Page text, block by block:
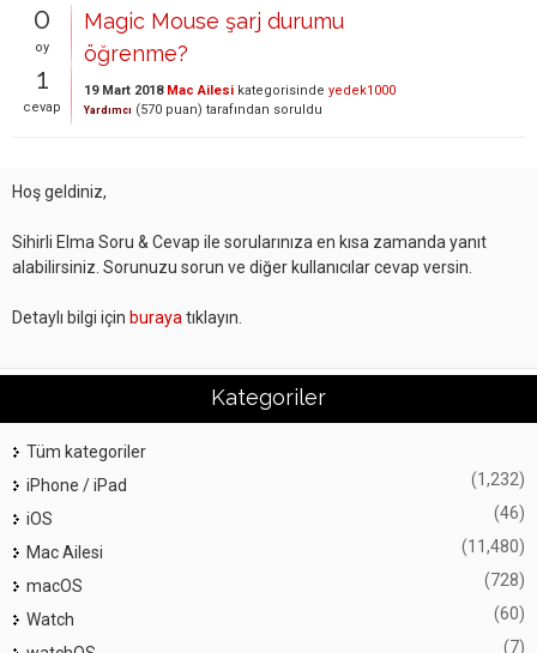
0
oy
1
cevap
Magic Mouse şarj durumu
öğrenme?
19 Mart 2018 Mac Ailesi kategorisinde yedek1000
Yardımcı (570 puan) tarafından soruldu
Hoş geldiniz,
Sihirli Elma Soru & Cevap ile sorularınıza en kısa zamanda yanıt
alabilirsiniz. Sorunuzu sorun ve diğer kullanıcılar cevap versin.
Detaylı bilgi için buraya tıklayın.
Kategoriler
Tüm kategoriler
iPhone / iPad
(1,232)
iOS (46)
Mac Ailesi (11,480)
macOS (728)
Watch (60)
(7)